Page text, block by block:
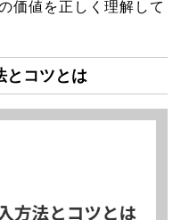
価値を正しく理解して
とコツとは